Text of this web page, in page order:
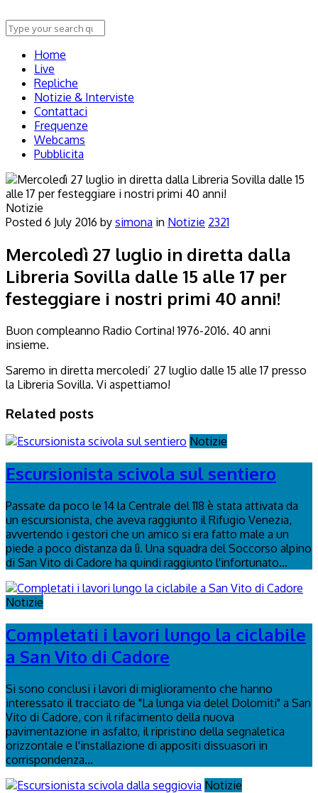
Home
Live
Repliche
Notizie & Interviste
Contattaci
Frequenze
Webcams
Pubblicita
Notizie
Posted 6 July 2016 by simona in Notizie 2321
Mercoledì 27 luglio in diretta dalla
Libreria Sovilla dalle 15 alle 17 per
festeggiare i nostri primi 40 anni!
Buon compleanno Radio Cortina! 1976-2016. 40 anni
insieme.
Saremo in diretta mercoledi’ 27 luglio dalle 15 alle 17 presso
la Libreria Sovilla. Vi aspettiamo!
Related posts
Notizie
Escursionista scivola sul sentiero
Passate da poco le 14 la Centrale del 118 è stata attivata da
un escursionista, che aveva raggiunto il Rifugio Venezia,
avvertendo i gestori che un amico si era fatto male a un
piede a poco distanza da lì. Una squadra del Soccorso alpino
di San Vito di Cadore ha quindi raggiunto l'infortunato...
Notizie
Completati i lavori lungo la ciclabile
a San Vito di Cadore
Si sono conclusi i lavori di miglioramento che hanno
interessato il tracciato de "La lunga via delel Dolomiti" a San
Vito di Cadore, con il rifacimento della nuova
pavimentazione in asfalto, il ripristino della segnaletica
orizzontale e l'installazione di appositi dissuasori in
corrispondenza...
Notizie